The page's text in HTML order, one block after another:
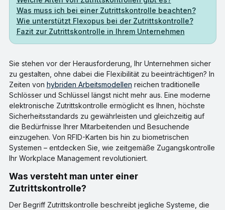
Was muss ich bei einer Zutrittskontrolle beachten?
Wie unterstützt Flexopus bei der Zutrittskontrolle?
Fazit zur Zutrittskontrolle in Ihrem Unternehmen
Sie stehen vor der Herausforderung, Ihr Unternehmen sicher
zu gestalten, ohne dabei die Flexibilität zu beeinträchtigen? In
Zeiten von hybriden Arbeitsmodellen reichen traditionelle
Schlösser und Schlüssel längst nicht mehr aus. Eine moderne
elektronische Zutrittskontrolle ermöglicht es Ihnen, höchste
Sicherheitsstandards zu gewährleisten und gleichzeitig auf
die Bedürfnisse Ihrer Mitarbeitenden und Besuchende
einzugehen. Von RFID-Karten bis hin zu biometrischen
Systemen – entdecken Sie, wie zeitgemäße Zugangskontrolle
Ihr Workplace Management revolutioniert.
Was versteht man unter einer
Zutrittskontrolle?
Der Begriff Zutrittskontrolle beschreibt jegliche Systeme, die